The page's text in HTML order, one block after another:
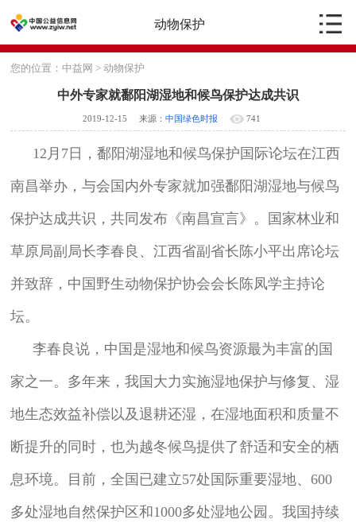
动物保护
您的位置：中益网 >动物保护
中外专家就鄱阳湖湿地和候鸟保护达成共识
2019-12-15 来源：中国绿色时报 741
12月7日，鄱阳湖湿地和候鸟保护国际论坛在江西
南昌举办，与会国内外专家就加强鄱阳湖湿地与候鸟
保护达成共识，共同发布《南昌宣言》。国家林业和
草原局副局长李春良、江西省副省长陈小平出席论坛
并致辞，中国野生动物保护协会会长陈凤学主持论
坛。
李春良说，中国是湿地和候鸟资源最为丰富的国
家之一。多年来，我国大力实施湿地保护与修复、湿
地生态效益补偿以及退耕还湿，在湿地面积和质量不
断提升的同时，也为越冬候鸟提供了舒适和安全的栖
息环境。目前，全国已建立57处国际重要湿地、600
多处湿地自然保护区和1000多处湿地公园。我国持续